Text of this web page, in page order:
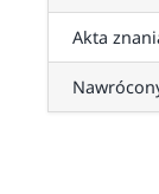
Akta